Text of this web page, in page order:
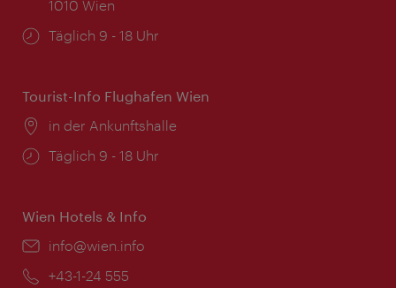
1010 Wien
Öffnungszeiten:
Täglich 9 - 18 Uhr
Tourist-Info Flughafen Wien
Ort:
in der Ankunftshalle
Öffnungszeiten:
Täglich 9 - 18 Uhr
Wien Hotels & Info
Email:
info@wien.info
Telefon:
+43-1-24 555